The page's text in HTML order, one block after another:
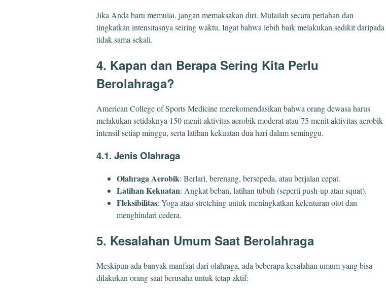
Jika Anda baru memulai, jangan memaksakan diri. Mulailah secara perlahan dan
tingkatkan intensitasnya seiring waktu. Ingat bahwa lebih baik melakukan sedikit daripada
tidak sama sekali.
4. Kapan dan Berapa Sering Kita Perlu
Berolahraga?
American College of Sports Medicine merekomendasikan bahwa orang dewasa harus
melakukan setidaknya 150 menit aktivitas aerobik moderat atau 75 menit aktivitas aerobik
intensif setiap minggu, serta latihan kekuatan dua hari dalam seminggu.
4.1. Jenis Olahraga
Olahraga Aerobik: Berlari, berenang, bersepeda, atau berjalan cepat.
Latihan Kekuatan: Angkat beban, latihan tubuh (seperti push-up atau squat).
Fleksibilitas: Yoga atau stretching untuk meningkatkan kelenturan otot dan
menghindari cedera.
5. Kesalahan Umum Saat Berolahraga
Meskipun ada banyak manfaat dari olahraga, ada beberapa kesalahan umum yang bisa
dilakukan orang saat berusaha untuk tetap aktif: